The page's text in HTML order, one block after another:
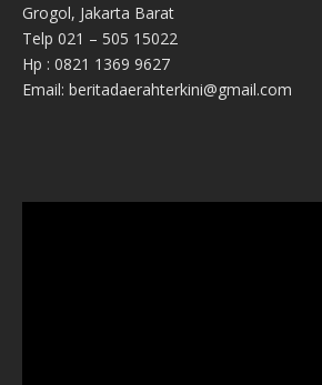
Grogol, Jakarta Barat
Telp 021 – 505 15022
Hp : 0821 1369 9627
Email: beritadaerahterkini@gmail.com